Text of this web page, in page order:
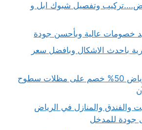
وتفصيل شبوك ابل و
خصومات عالية وبأحسن جودة
باحدث الاشكال وبافضل سعر
مظلات اسطح بالرياض 50% خصم على مظلات سطوح
والفندق والمنازل في الرياض
جودة للمدخل